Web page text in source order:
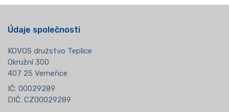
Údaje společnosti
KOVOS družstvo Teplice
Okružní 300
407 25 Verneřice
IČ: 00029289
DIČ: CZ00029289